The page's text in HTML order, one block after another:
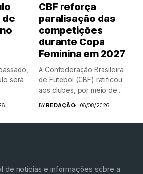
de
será
CBF reforça
paralisação das
competições
durante Copa
Feminina em 2027
A Confederação Brasileira
de Futebol (CBF) ratificou
aos clubes, por meio de...
BYREDAÇÃO 06/08/2026
de notícias e informações sobre a